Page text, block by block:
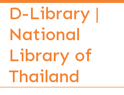
D-Library |
National
Library of
Thailand